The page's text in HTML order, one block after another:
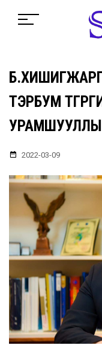
ТЭРБУМ
2022-03-09